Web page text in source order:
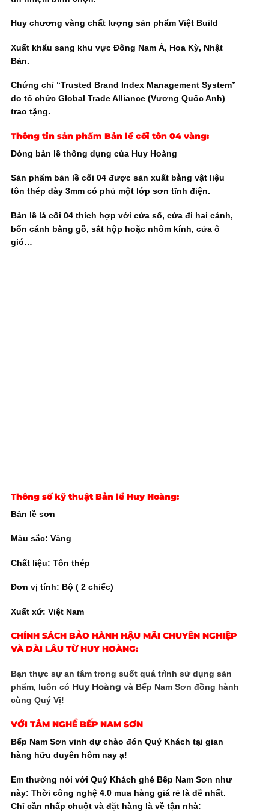
Huy chương vàng chất lượng sản phẩm Việt Build
Xuất khẩu sang khu vực Đông Nam Á, Hoa Kỳ, Nhật
Bản.
Chứng chỉ “Trusted Brand Index Management System”
do tổ chức Global Trade Alliance (Vương Quốc Anh)
trao tặng.
Thông tin sản phẩm Bản lề cối tôn 04 vàng:
Dòng bản lề thông dụng của Huy Hoàng
Sản phẩm bản lề cối 04 được sản xuất bằng vật liệu
tôn thép dày 3mm có phủ một lớp sơn tĩnh điện.
Bản lề lá cối 04 thích hợp với cửa sổ, cửa đi hai cánh,
bốn cánh bằng gỗ, sắt hộp hoặc nhôm kính, cửa ô
gió…
Thông số kỹ thuật Bản lề Huy Hoàng:
Bản lề sơn
Màu sắc: Vàng
Chất liệu: Tôn thép
Đơn vị tính: Bộ ( 2 chiếc)
Xuất xứ: Việt Nam
CHÍNH SÁCH BẢO HÀNH HẬU MÃI CHUYÊN NGHIỆP
VÀ DÀI LÂU TỪ HUY HOÀNG:
Bạn thực sự an tâm trong suốt quá trình sử dụng sản
phẩm, luôn có Huy Hoàng và Bếp Nam Sơn đồng hành
cùng Quý Vị!
VỚI TÂM NGHỀ BẾP NAM SƠN
Bếp Nam Sơn vinh dự chào đón Quý Khách tại gian
hàng hữu duyên hôm nay ạ!
Em thường nói với Quý Khách ghé Bếp Nam Sơn như
này: Thời công nghệ 4.0 mua hàng giá rẻ là dễ nhất.
Chỉ cần nhấp chuột và đặt hàng là về tận nhà: